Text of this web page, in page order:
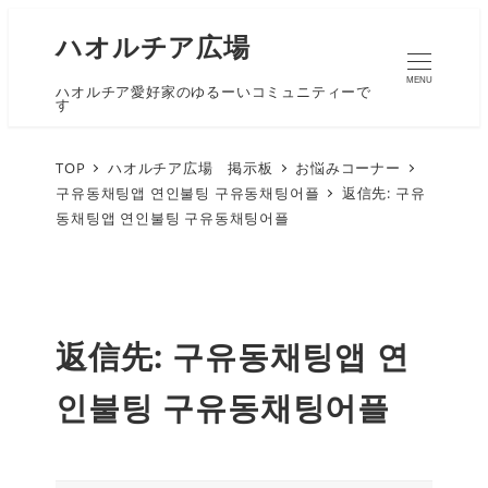
ハオルチア広場
ハオルチア愛好家のゆるーいコミュニティーで
す
MENU
TOP ハオルチア広場 掲示板
お悩みコーナー
구유동채팅앱 연인불팅 구유동채팅어플
返信先: 구유
동채팅앱 연인불팅 구유동채팅어플
返信先: 구유동채팅앱 연
인불팅 구유동채팅어플